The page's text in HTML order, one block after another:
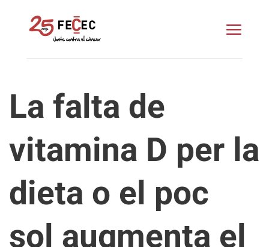
La falta de
vitamina D per la
dieta o el poc
sol augmenta el